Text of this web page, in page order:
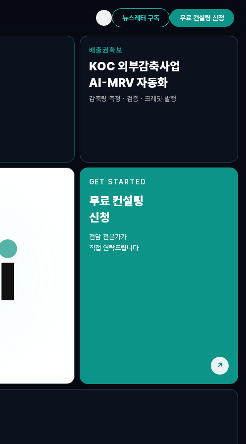
뉴스레터 구독 무료 컨설팅 신청
배출권확보
KOC 외부감축사업
AI-MRV 자동화
감축량 측정 · 검증 · 크레딧 발행
GET STARTED
무료 컨설팅
신청
전담 전문가가
직접 연락드립니다
↗
규제대응
K-ETS · CBAM
Scope 3 · PCF